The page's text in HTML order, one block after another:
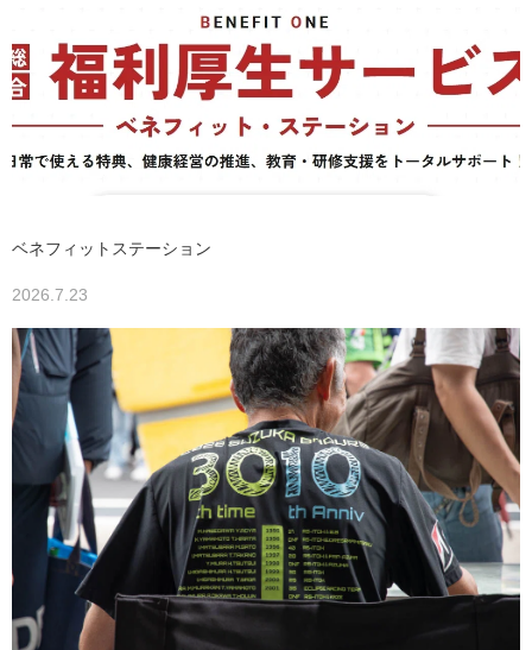
ベネフィットステーション
2026.7.23